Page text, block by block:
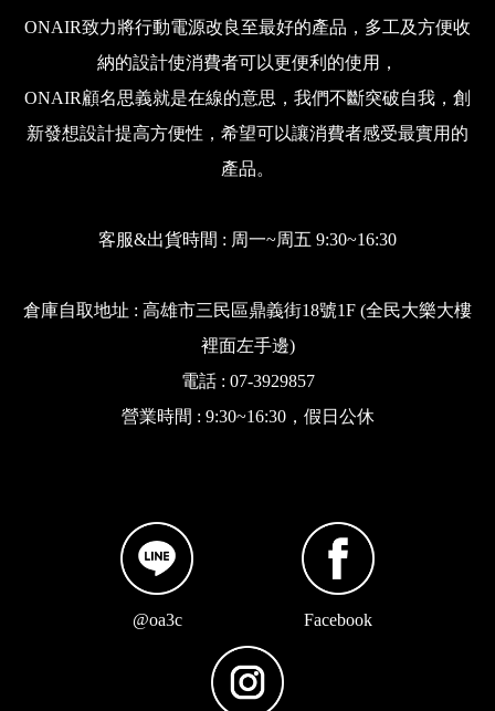
ONAIR致力將行動電源改良至最好的產品，多工及方便收
納的設計使消費者可以更便利的使用，
ONAIR顧名思義就是在線的意思，我們不斷突破自我，創
新發想設計提高方便性，希望可以讓消費者感受最實用的
產品。
客服&出貨時間 : 周一~周五 9:30~16:30
倉庫自取地址 : 高雄市三民區鼎義街18號1F (全民大樂大樓
裡面左手邊)
電話 : 07-3929857
營業時間 : 9:30~16:30，假日公休
@oa3c Facebook